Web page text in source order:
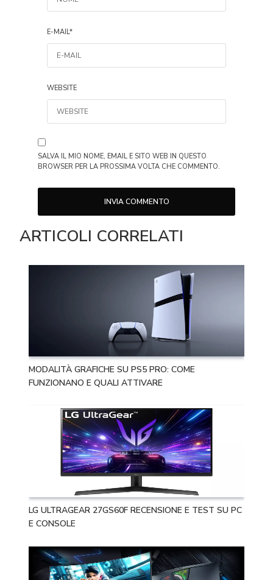
E-MAIL*
WEBSITE
SALVA IL MIO NOME, EMAIL E SITO WEB IN QUESTO
BROWSER PER LA PROSSIMA VOLTA CHE COMMENTO.
ARTICOLI CORRELATI
MODALITÀ GRAFICHE SU PS5 PRO: COME
FUNZIONANO E QUALI ATTIVARE
LG ULTRAGEAR 27GS60F RECENSIONE E TEST SU PC
E CONSOLE